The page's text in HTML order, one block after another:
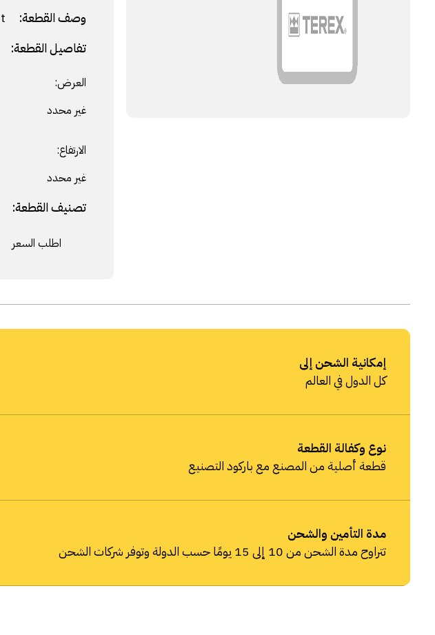
وصف القطعة:
تفاصيل القطعة:
العرض:
غير محدد
الارتفاع:
غير محدد
تصنيف القطعة:
اطلب السعر
إمكانية الشحن إلى
كل الدول في العالم
نوع وكفالة القطعة
قطعة أصلية من المصنع مع باركود التصنيع
مدة التأمين والشحن
تتراوح مدة الشحن من 10 إلى 15 يومًا حسب الدولة وتوفر شركات الشحن